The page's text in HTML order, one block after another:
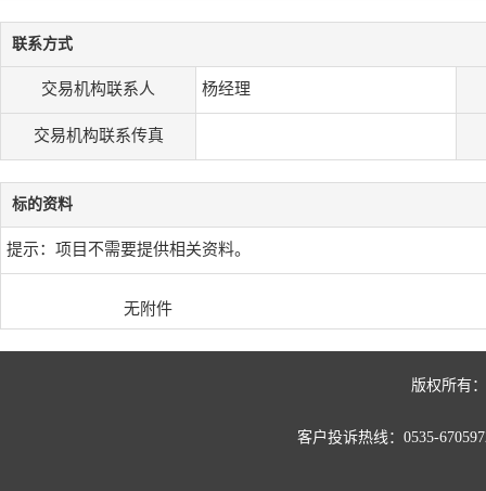
联系方式
交易机构联系人 杨经理
交易机构联系传真
标的资料
提示：项目不需要提供相关资料。
无附件
版权所有
客户投诉热线：0535-